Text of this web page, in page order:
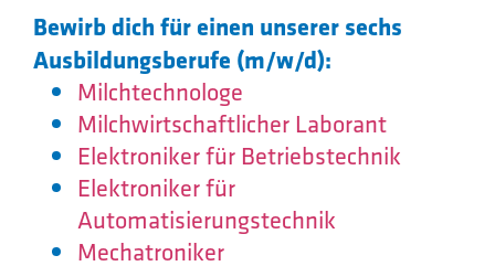
Bewirb dich für einen unserer sechs
Ausbildungsberufe (m/w/d):
Milchtechnologe
Milchwirtschaftlicher Laborant
Elektroniker für Betriebstechnik
Elektroniker für
Automatisierungstechnik
Mechatroniker